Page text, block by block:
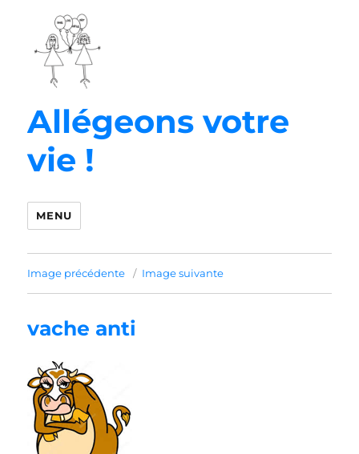
Allégeons votre
vie !
MENU
Image précédente Image suivante
vache anti